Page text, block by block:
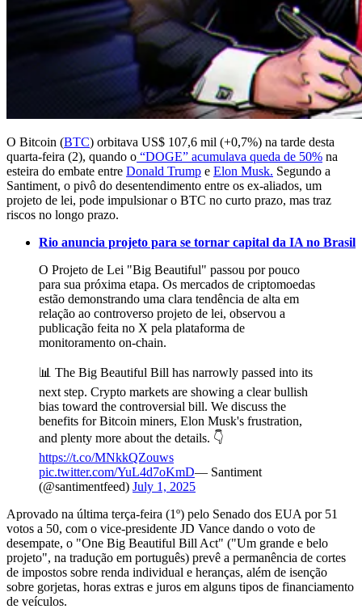
O Bitcoin (BTC) orbitava US$ 107,6 mil (+0,7%) na tarde desta
quarta-feira (2), quando o “DOGE” acumulava queda de 50% na
esteira do embate entre Donald Trump e Elon Musk. Segundo a
Santiment, o pivô do desentendimento entre os ex-aliados, um
projeto de lei, pode impulsionar o BTC no curto prazo, mas traz
riscos no longo prazo.
Rio anuncia projeto para se tornar capital da IA no Brasil
O Projeto de Lei "Big Beautiful" passou por pouco
para sua próxima etapa. Os mercados de criptomoedas
estão demonstrando uma clara tendência de alta em
relação ao controverso projeto de lei, observou a
publicação feita no X pela plataforma de
monitoramento on-chain.
📊 The Big Beautiful Bill has narrowly passed into its
next step. Crypto markets are showing a clear bullish
bias toward the controversial bill. We discuss the
benefits for Bitcoin miners, Elon Musk's frustration,
and plenty more about the details. 👇
https://t.co/MNkkQZouws
pic.twitter.com/YuL4d7oKmD— Santiment
(@santimentfeed) July 1, 2025
Aprovado na última terça-feira (1º) pelo Senado dos EUA por 51
votos a 50, com o vice-presidente JD Vance dando o voto de
desempate, o "One Big Beautiful Bill Act" ("Um grande e belo
projeto", na tradução em português) prevê a permanência de cortes
de impostos sobre renda individual e heranças, além de isenção
sobre gorjetas, horas extras e juros em alguns tipos de financiamento
de veículos.